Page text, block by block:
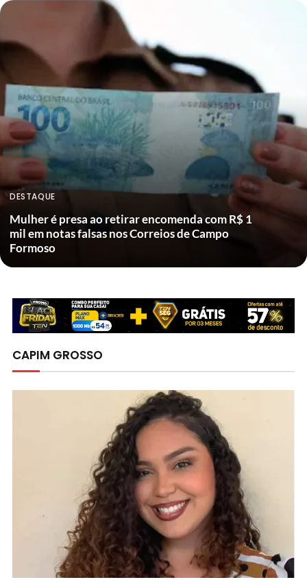
DESTAQUE
Mulher é presa ao retirar encomenda com R$ 1
mil em notas falsas nos Correios de Campo
Formoso
CAPIM GROSSO